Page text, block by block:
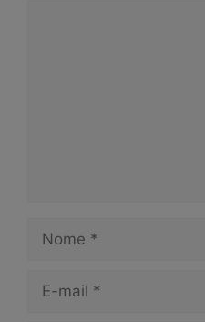
Nome